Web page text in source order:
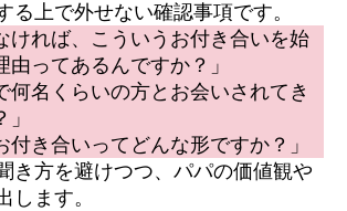
る上で外せない確認事項です。
ければ、こういうお付き合いを始
由ってあるんですか？」
何名くらいの方とお会いされてき
付き合いってどんな形ですか？」
き方を避けつつ、パパの価値観や
します。